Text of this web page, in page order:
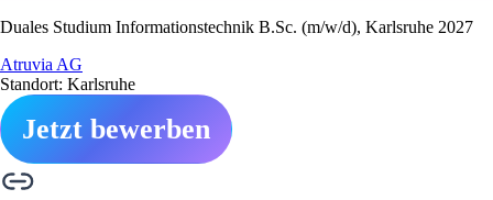
Duales Studium Informationstechnik B.Sc. (m/w/d), Karlsruhe 2027
Atruvia AG
Standort: Karlsruhe
Jetzt bewerben